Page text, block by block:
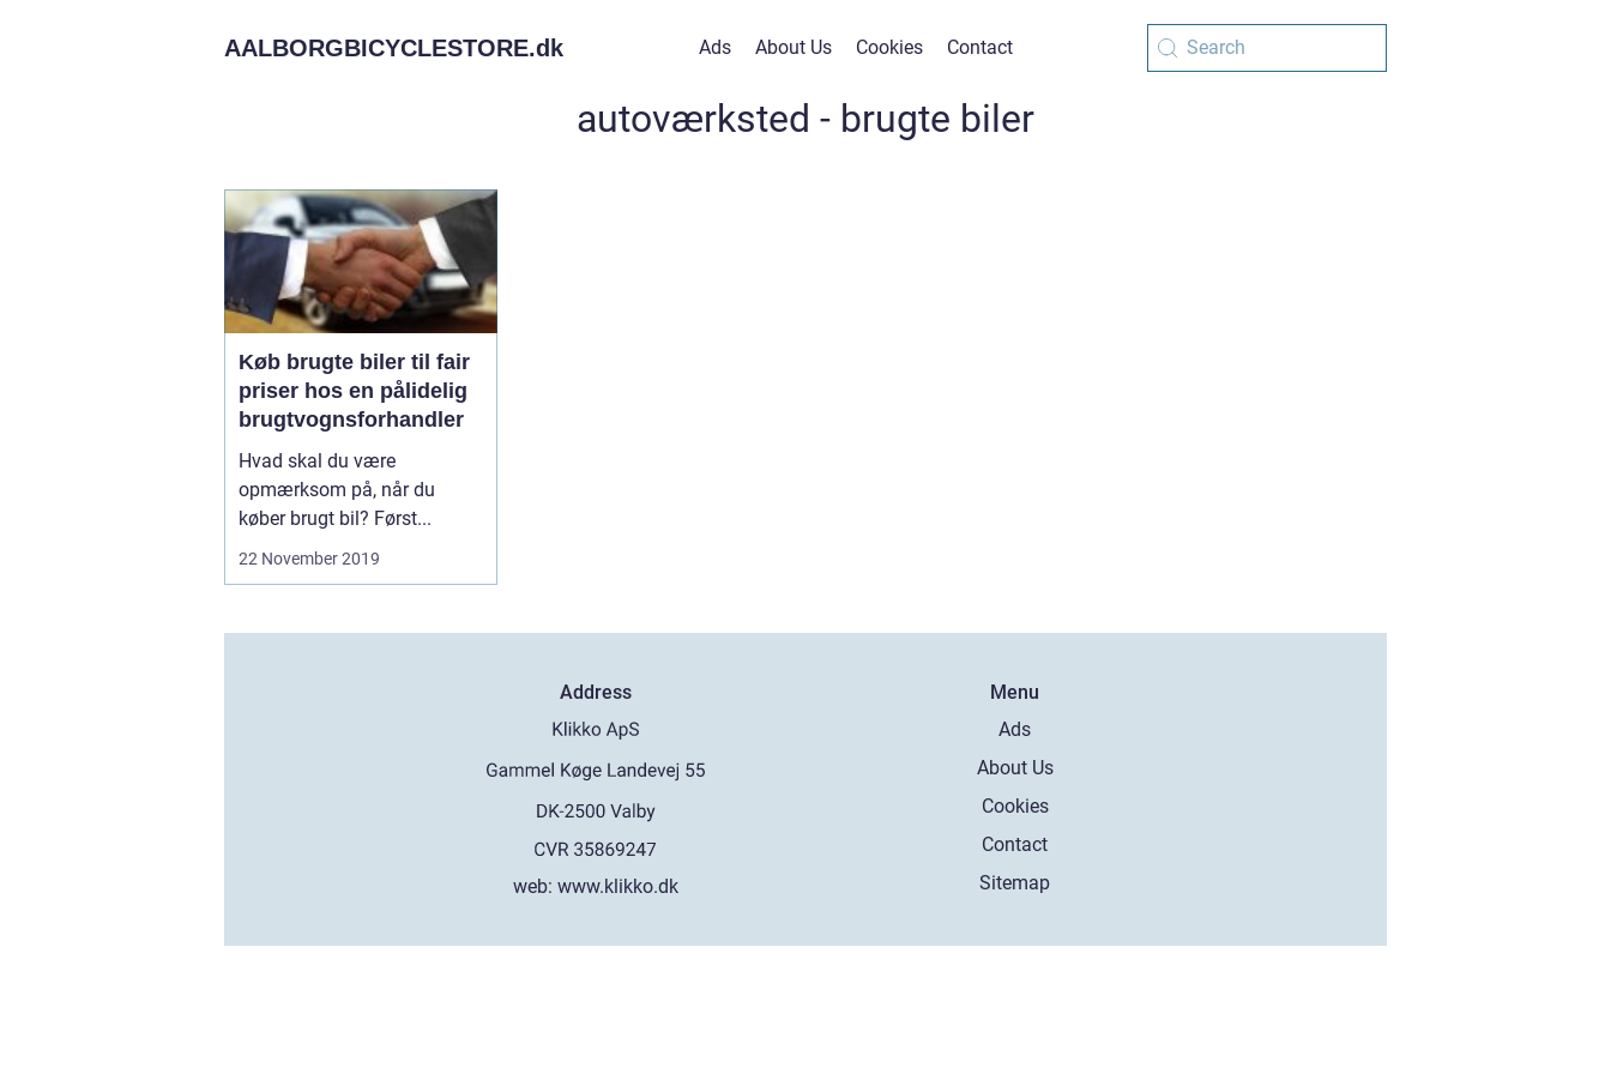
AALBORGBICYCLESTORE.dk Ads About Us Cookies Contact
autoværksted - brugte biler
Køb brugte biler til fair
priser hos en pålidelig
brugtvognsforhandler
Hvad skal du være
opmærksom på, når du
køber brugt bil? Først...
22 November 2019
Address
web:www.klikko.dk
Menu
Ads
About Us
Cookies
Contact
Sitemap